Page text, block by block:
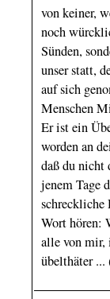
von keiner,
noch
Sünden,
unser statt,
auf sich
Menschen
Er ist ein
worden an
daß du nicht
jenem Tage
schreckliche
Wort hören:
alle von mir,
übelthäter ...